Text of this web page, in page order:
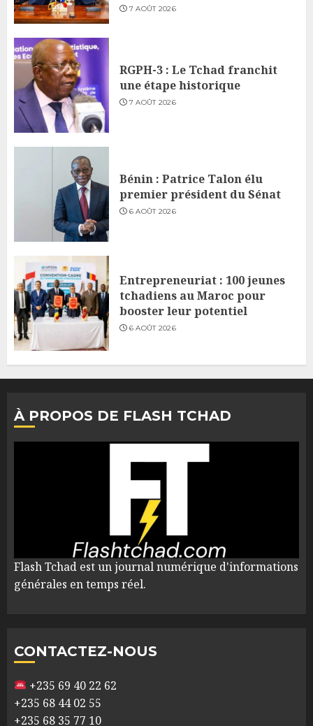
7 AOÛT 2026
RGPH-3 : Le Tchad franchit
une étape historique
7 AOÛT 2026
Bénin : Patrice Talon élu
premier président du Sénat
6 AOÛT 2026
Entrepreneuriat : 100 jeunes
tchadiens au Maroc pour
booster leur potentiel
6 AOÛT 2026
À PROPOS DE FLASH TCHAD
Flash Tchad est un journal numérique d'informations
générales en temps réel.
CONTACTEZ-NOUS
+235 69 40 22 62
+235 68 44 02 55
+235 68 35 77 10